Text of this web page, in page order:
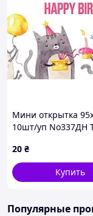
Мини открытка
10шт/уп No337ДН
20 ₴
Купить
Популярные